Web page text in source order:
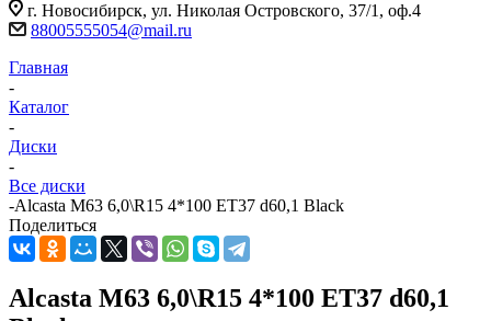
г. Новосибирск, ул. Николая Островского, 37/1, оф.4
88005555054@mail.ru
Главная
-
Каталог
-
Диски
-
Все диски
-Alcasta M63 6,0\R15 4*100 ET37 d60,1 Black
Поделиться
Alcasta M63 6,0\R15 4*100 ET37 d60,1